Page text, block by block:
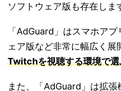
ソフトウェア版も存在しま
「AdGuard」はスマホア
ェア版など非常に幅広く展
Twitchを視聴する環境で
また、「AdGuard」は拡